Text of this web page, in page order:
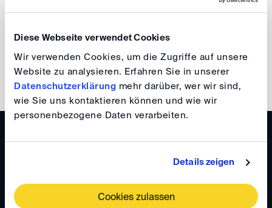
Diese Webseite verwendet Cookies
Wir verwenden Cookies, um die Zugriffe auf unsere
Website zu analysieren. Erfahren Sie in unserer
Datenschutzerklärung mehr darüber, wer wir sind,
wie Sie uns kontaktieren können und wie wir
personenbezogene Daten verarbeiten.
Details zeigen
Cookies zulassen
back